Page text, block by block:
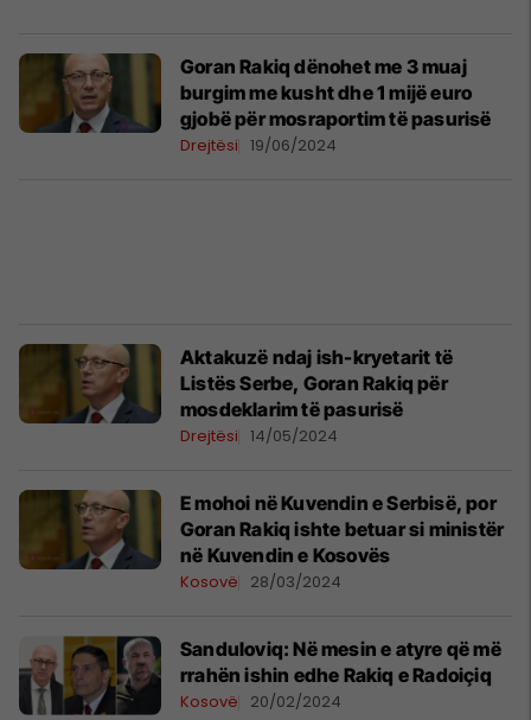
Goran Rakiq dënohet me 3 muaj
burgim me kusht dhe 1 mijë euro
gjobë për mosraportim të pasurisë
Drejtësi 19/06/2024
Aktakuzë ndaj ish-kryetarit të
Listës Serbe, Goran Rakiq për
mosdeklarim të pasurisë
Drejtësi 14/05/2024
E mohoi në Kuvendin e Serbisë, por
Goran Rakiq ishte betuar si ministër
në Kuvendin e Kosovës
Kosovë 28/03/2024
Sanduloviq: Në mesin e atyre që më
rrahën ishin edhe Rakiq e Radoiçiq
Kosovë 20/02/2024